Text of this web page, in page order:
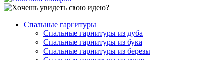
Спальные гарнитуры
Спальные гарнитуры из дуба
Спальные гарнитуры из бука
Спальные гарнитуры из березы